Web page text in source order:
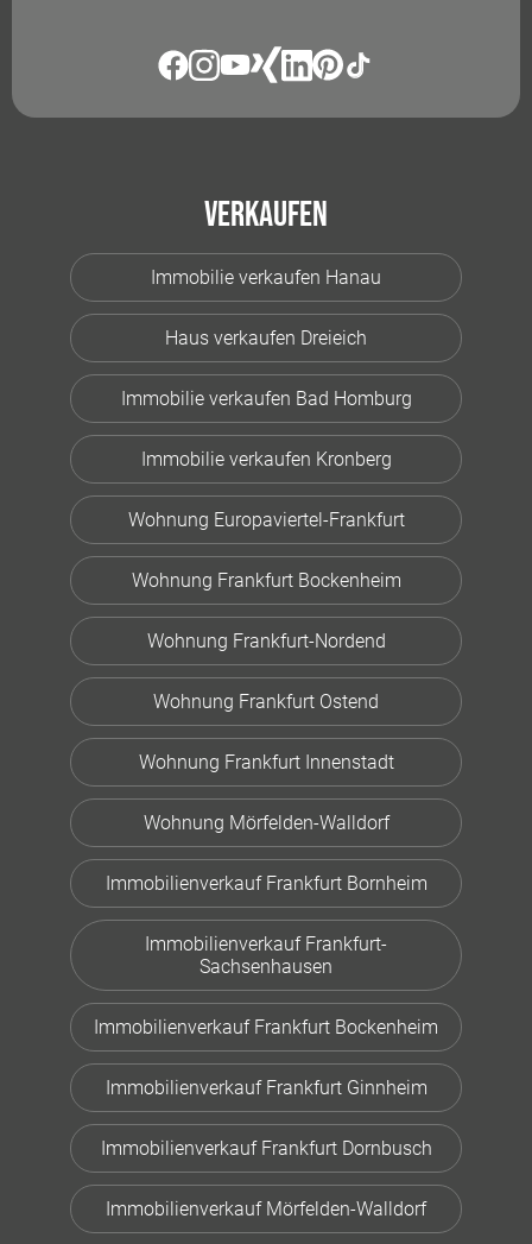
Verkaufen
Immobilie verkaufen Hanau
Haus verkaufen Dreieich
Immobilie verkaufen Bad Homburg
Immobilie verkaufen Kronberg
Wohnung Europaviertel-Frankfurt
Wohnung Frankfurt Bockenheim
Wohnung Frankfurt-Nordend
Wohnung Frankfurt Ostend
Wohnung Frankfurt Innenstadt
Wohnung Mörfelden-Walldorf
Immobilienverkauf Frankfurt Bornheim
Immobilienverkauf Frankfurt-
Sachsenhausen
Immobilienverkauf Frankfurt Bockenheim
Immobilienverkauf Frankfurt Ginnheim
Immobilienverkauf Frankfurt Dornbusch
Immobilienverkauf Mörfelden-Walldorf